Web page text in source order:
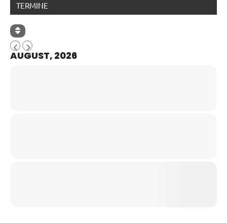
TERMINE
AUGUST, 2026